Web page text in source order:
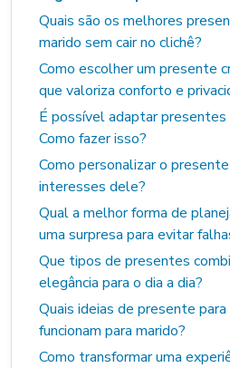
Quais são os melhores
marido sem cair no clichê?
Como escolher um presente
que valoriza conforto e
É possível adaptar
Como fazer isso?
Como personalizar o
interesses dele?
Qual a melhor forma de
uma surpresa para evitar
Que tipos de presentes
elegância para o dia a dia?
Quais ideias de presente
funcionam para marido?
Como transformar uma